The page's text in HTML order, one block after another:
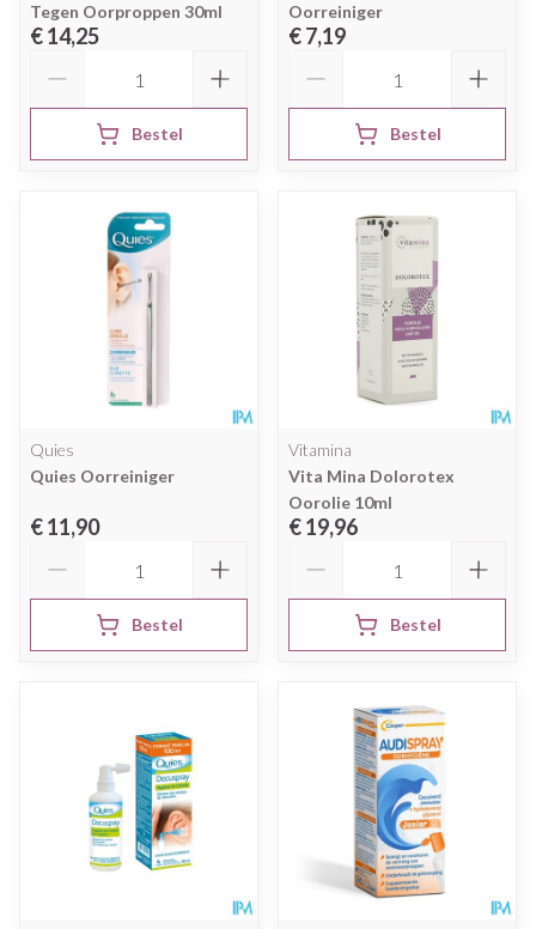
Tegen Oorproppen 30ml
€ 14,25
Bestel
Oorreiniger
€ 7,19
Bestel
Quies
Quies Oorreiniger
€ 11,90
Bestel
Vitamina
Vita Mina Dolorotex
Oorolie 10ml
€ 19,96
Bestel